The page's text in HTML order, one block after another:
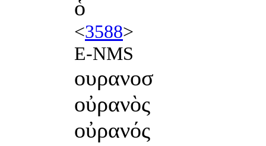
ὁ
<3588>
E-NMS
ουρανοσ
οὐρανὸς
οὐρανός